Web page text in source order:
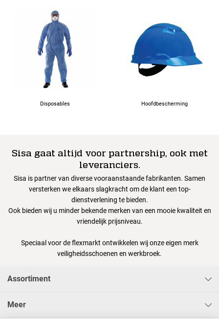
Disposables Hoofdbescherming
Sisa gaat altijd voor partnership, ook met
leveranciers.
Sisa is partner van diverse vooraanstaande fabrikanten. Samen
versterken we elkaars slagkracht om de klant een top-
dienstverlening te bieden.
Ook bieden wij u minder bekende merken van een mooie kwaliteit en
vriendelijk prijsniveau.
Speciaal voor de flexmarkt ontwikkelen wij onze eigen merk
veiligheidsschoenen en werkbroek.
Assortiment
Meer